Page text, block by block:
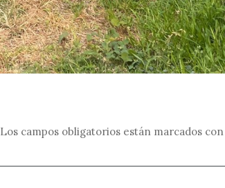
Los campos obligatorios están marcados con